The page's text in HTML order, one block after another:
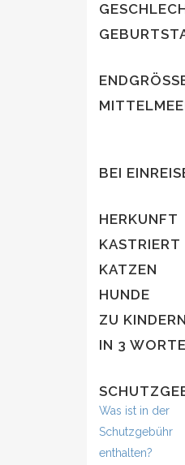
ENDGRÖSSE
BEI
HERKUNFT
KASTRIERT
KATZEN
HUNDE
ZU KINDERN
IN 3
Was ist in der
Schutzgebühr
enthalten?